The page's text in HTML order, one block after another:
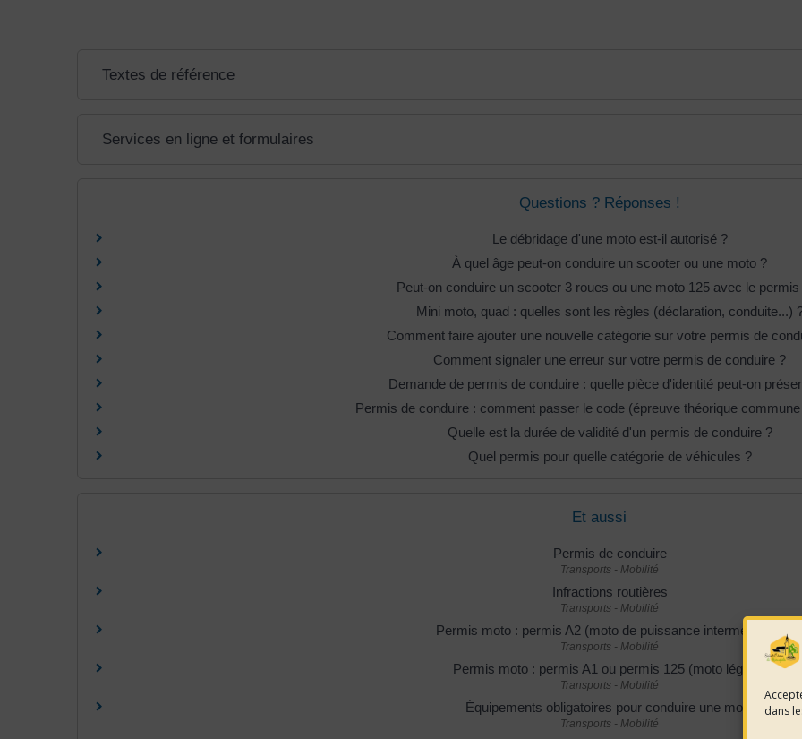
dans
Textes de référence
Services en ligne et formulaires
Questions ? Réponses !
Le débridage d'une moto est-il autorisé ?
À quel âge peut-on conduire un scooter ou une moto ?
Peut-on conduire un scooter 3 roues ou une moto 125 avec le
Mini moto, quad : quelles sont les règles (déclaration, conduite...)
Comment faire ajouter une nouvelle catégorie sur votre permis de
Comment signaler une erreur sur votre permis de conduire ?
Demande de permis de conduire : quelle pièce d'identité peut-on
Permis de conduire : comment passer le code (épreuve théorique
Quelle est la durée de validité d'un permis de conduire ?
Quel permis pour quelle catégorie de véhicules ?
Et aussi
Permis de conduire
Transports - Mobilité
Infractions routières
Transports - Mobilité
Permis moto : permis A2 (moto de puissance intermédiaire)
Transports - Mobilité
Permis moto : permis A1 ou permis 125 (moto légère)
Transports - Mobilité
Équipements obligatoires pour conduire une moto
Transports - Mobilité